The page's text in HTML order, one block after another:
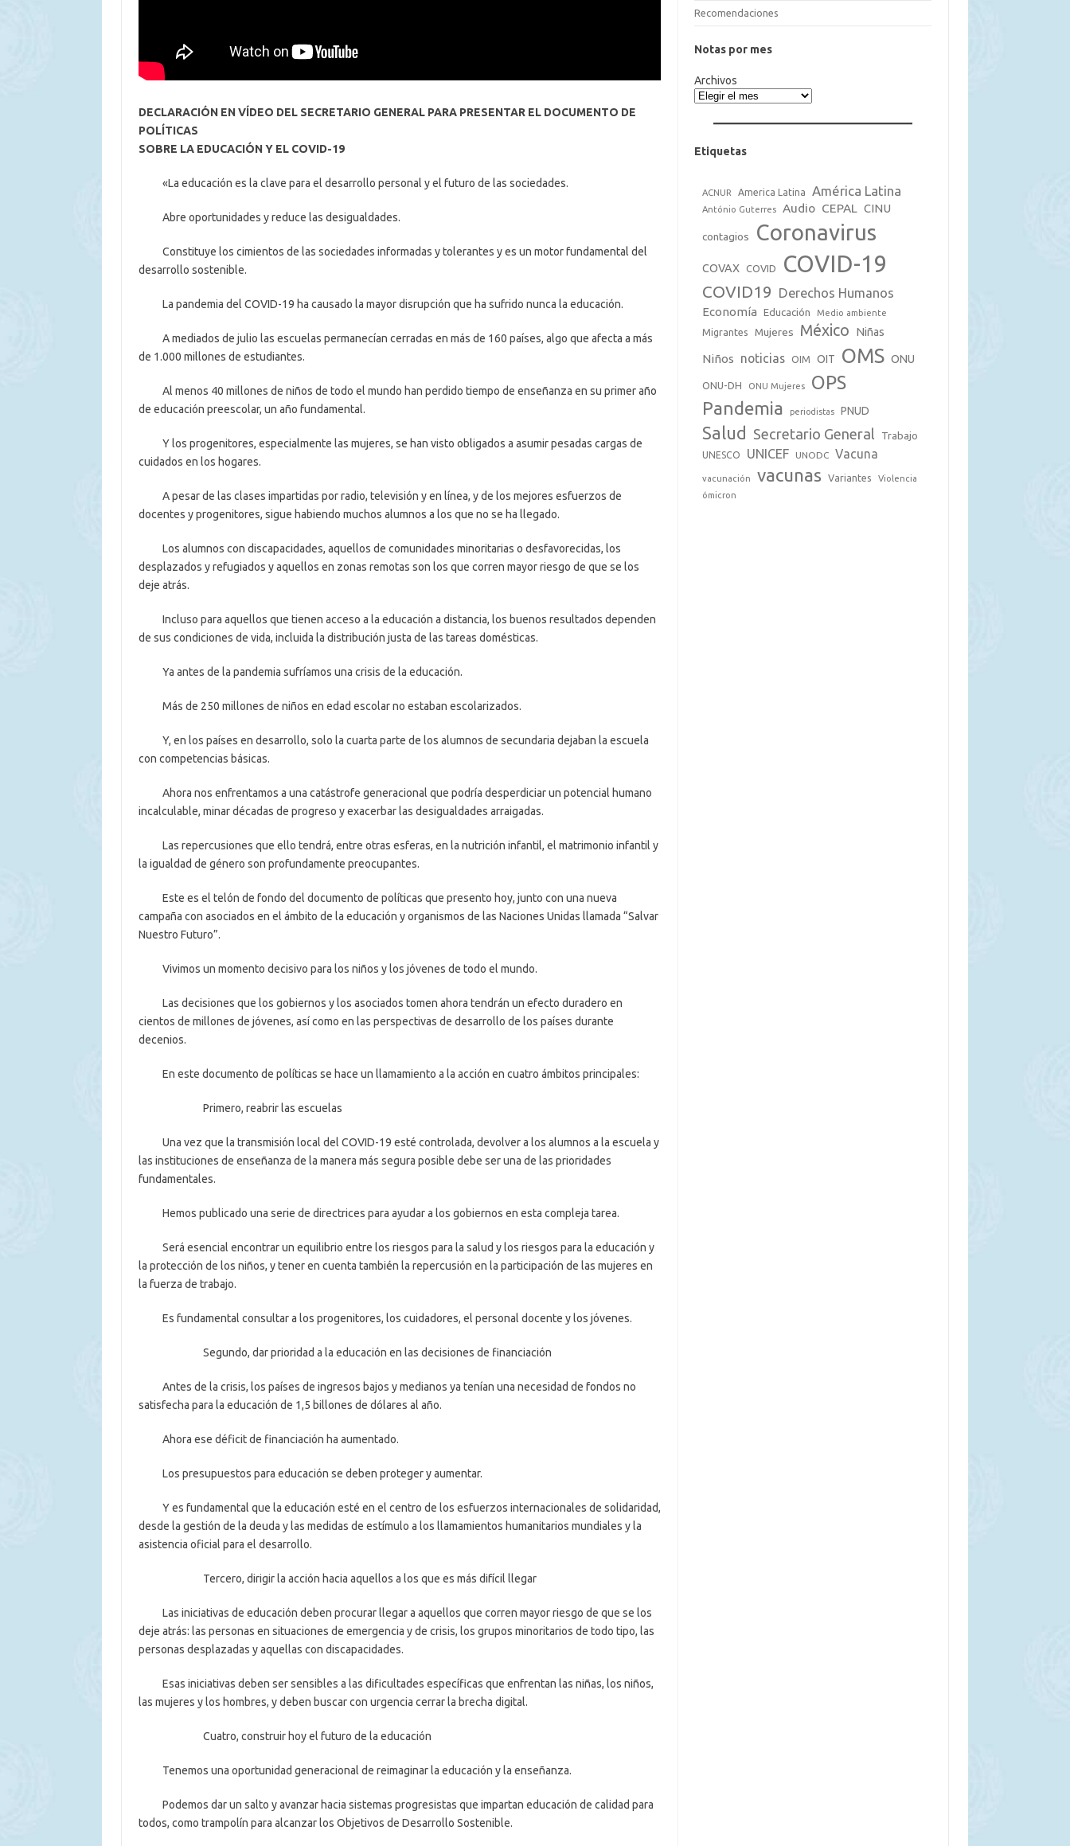
DECLARACIÓN EN VÍDEO DEL SECRETARIO GENERAL PARA PRESENTAR EL DOCUMENTO DE
POLÍTICAS
SOBRE LA EDUCACIÓN Y EL COVID-19
«La educación es la clave para el desarrollo personal y el futuro de las sociedades.
Abre oportunidades y reduce las desigualdades.
Constituye los cimientos de las sociedades informadas y tolerantes y es un motor fundamental del
desarrollo sostenible.
La pandemia del COVID-19 ha causado la mayor disrupción que ha sufrido nunca la educación.
A mediados de julio las escuelas permanecían cerradas en más de 160 países, algo que afecta a más
de 1.000 millones de estudiantes.
Al menos 40 millones de niños de todo el mundo han perdido tiempo de enseñanza en su primer año
de educación preescolar, un año fundamental.
Y los progenitores, especialmente las mujeres, se han visto obligados a asumir pesadas cargas de
cuidados en los hogares.
A pesar de las clases impartidas por radio, televisión y en línea, y de los mejores esfuerzos de
docentes y progenitores, sigue habiendo muchos alumnos a los que no se ha llegado.
Los alumnos con discapacidades, aquellos de comunidades minoritarias o desfavorecidas, los
desplazados y refugiados y aquellos en zonas remotas son los que corren mayor riesgo de que se los
deje atrás.
Incluso para aquellos que tienen acceso a la educación a distancia, los buenos resultados dependen
de sus condiciones de vida, incluida la distribución justa de las tareas domésticas.
Ya antes de la pandemia sufríamos una crisis de la educación.
Más de 250 millones de niños en edad escolar no estaban escolarizados.
Y, en los países en desarrollo, solo la cuarta parte de los alumnos de secundaria dejaban la escuela
con competencias básicas.
Ahora nos enfrentamos a una catástrofe generacional que podría desperdiciar un potencial humano
incalculable, minar décadas de progreso y exacerbar las desigualdades arraigadas.
Las repercusiones que ello tendrá, entre otras esferas, en la nutrición infantil, el matrimonio infantil y
la igualdad de género son profundamente preocupantes.
Este es el telón de fondo del documento de políticas que presento hoy, junto con una nueva
campaña con asociados en el ámbito de la educación y organismos de las Naciones Unidas llamada “Salvar
Nuestro Futuro”.
Vivimos un momento decisivo para los niños y los jóvenes de todo el mundo.
Las decisiones que los gobiernos y los asociados tomen ahora tendrán un efecto duradero en
cientos de millones de jóvenes, así como en las perspectivas de desarrollo de los países durante
decenios.
En este documento de políticas se hace un llamamiento a la acción en cuatro ámbitos principales:
Primero, reabrir las escuelas
Una vez que la transmisión local del COVID-19 esté controlada, devolver a los alumnos a la escuela y
las instituciones de enseñanza de la manera más segura posible debe ser una de las prioridades
fundamentales.
Hemos publicado una serie de directrices para ayudar a los gobiernos en esta compleja tarea.
Será esencial encontrar un equilibrio entre los riesgos para la salud y los riesgos para la educación y
la protección de los niños, y tener en cuenta también la repercusión en la participación de las mujeres en
la fuerza de trabajo.
Es fundamental consultar a los progenitores, los cuidadores, el personal docente y los jóvenes.
Segundo, dar prioridad a la educación en las decisiones de financiación
Antes de la crisis, los países de ingresos bajos y medianos ya tenían una necesidad de fondos no
satisfecha para la educación de 1,5 billones de dólares al año.
Ahora ese déficit de financiación ha aumentado.
Los presupuestos para educación se deben proteger y aumentar.
Y es fundamental que la educación esté en el centro de los esfuerzos internacionales de solidaridad,
desde la gestión de la deuda y las medidas de estímulo a los llamamientos humanitarios mundiales y la
asistencia oficial para el desarrollo.
Tercero, dirigir la acción hacia aquellos a los que es más difícil llegar
Las iniciativas de educación deben procurar llegar a aquellos que corren mayor riesgo de que se los
deje atrás: las personas en situaciones de emergencia y de crisis, los grupos minoritarios de todo tipo, las
personas desplazadas y aquellas con discapacidades.
Esas iniciativas deben ser sensibles a las dificultades específicas que enfrentan las niñas, los niños,
las mujeres y los hombres, y deben buscar con urgencia cerrar la brecha digital.
Cuatro, construir hoy el futuro de la educación
Tenemos una oportunidad generacional de reimaginar la educación y la enseñanza.
Podemos dar un salto y avanzar hacia sistemas progresistas que impartan educación de calidad para
todos, como trampolín para alcanzar los Objetivos de Desarrollo Sostenible.
Recomendaciones
Notas por mes
Archivos
Etiquetas
ACNUR America Latina América Latina
António Guterres Audio CEPAL CINU
contagios Coronavirus
COVAX COVID COVID-19
COVID19 Derechos Humanos
Economía Educación Medio ambiente
Migrantes Mujeres México Niñas
Niños noticias OIM OIT OMS ONU
ONU-DH ONU Mujeres OPS
Pandemia periodistas PNUD
Salud Secretario General Trabajo
UNESCO UNICEF UNODC Vacuna
vacunación vacunas Variantes
Violencia
ómicron